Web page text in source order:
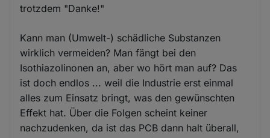
trotzdem "Danke!"
Kann man (Umwelt-) schädliche Substanzen
wirklich vermeiden? Man fängt bei den
Isothiazolinonen an, aber wo hört man auf? Das
ist doch endlos ... weil die Industrie erst einmal
alles zum Einsatz bringt, was den gewünschten
Effekt hat. Über die Folgen scheint keiner
nachzudenken, da ist das PCB dann halt überall,